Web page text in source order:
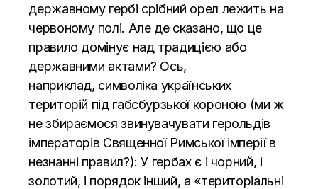
державному гербі срібний орел лежить на
червоному полі. Але де сказано, що це
правило домінує над традицією або
державними актами? Ось,
наприклад, символіка українських
територій під габсбурзької короною (ми ж
не збираємося звинувачувати герольдів
імператорів Священної Римської імперії в
незнанні правил?): У гербах є і чорний, і
золотий, і порядок інший, а «територіальні